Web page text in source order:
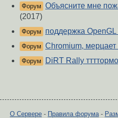
Форум Объясните мне
(2017)
Форум поддержка OpenGL
Форум Chromium,
Форум DiRT Rally
О Сервере - Правила форума -